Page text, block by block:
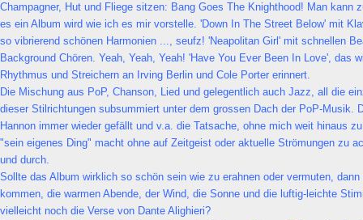
Champagner, Hut und Fliege sitzen: Bang Goes The Knighthood! Man kann
es ein Album wird wie ich es mir vorstelle. 'Down In The Street Below' mit
so vibrierend schönen Harmonien ..., seufz! 'Neapolitan Girl' mit schnellen
Background Chören. Yeah, Yeah, Yeah! 'Have You Ever Been In Love', das
Rhythmus und Streichern an Irving Berlin und Cole Porter erinnert.
Die Mischung aus PoP, Chanson, Lied und gelegentlich auch Jazz, all die
dieser Stilrichtungen subsummiert unter dem grossen Dach der PoP-Musik.
Hannon immer wieder gefällt und v.a. die Tatsache, ohne mich weit hinaus
"sein eigenes Ding" macht ohne auf Zeitgeist oder aktuelle Strömungen zu
und durch.
Sollte das Album wirklich so schön sein wie zu erahnen oder vermuten,
kommen, die warmen Abende, der Wind, die Sonne und die luftig-leichte
vielleicht noch die Verse von Dante Alighieri?